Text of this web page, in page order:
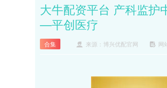
大牛配资平台 产科监护
—平创医疗
合集 来源：博兴优配官网 网